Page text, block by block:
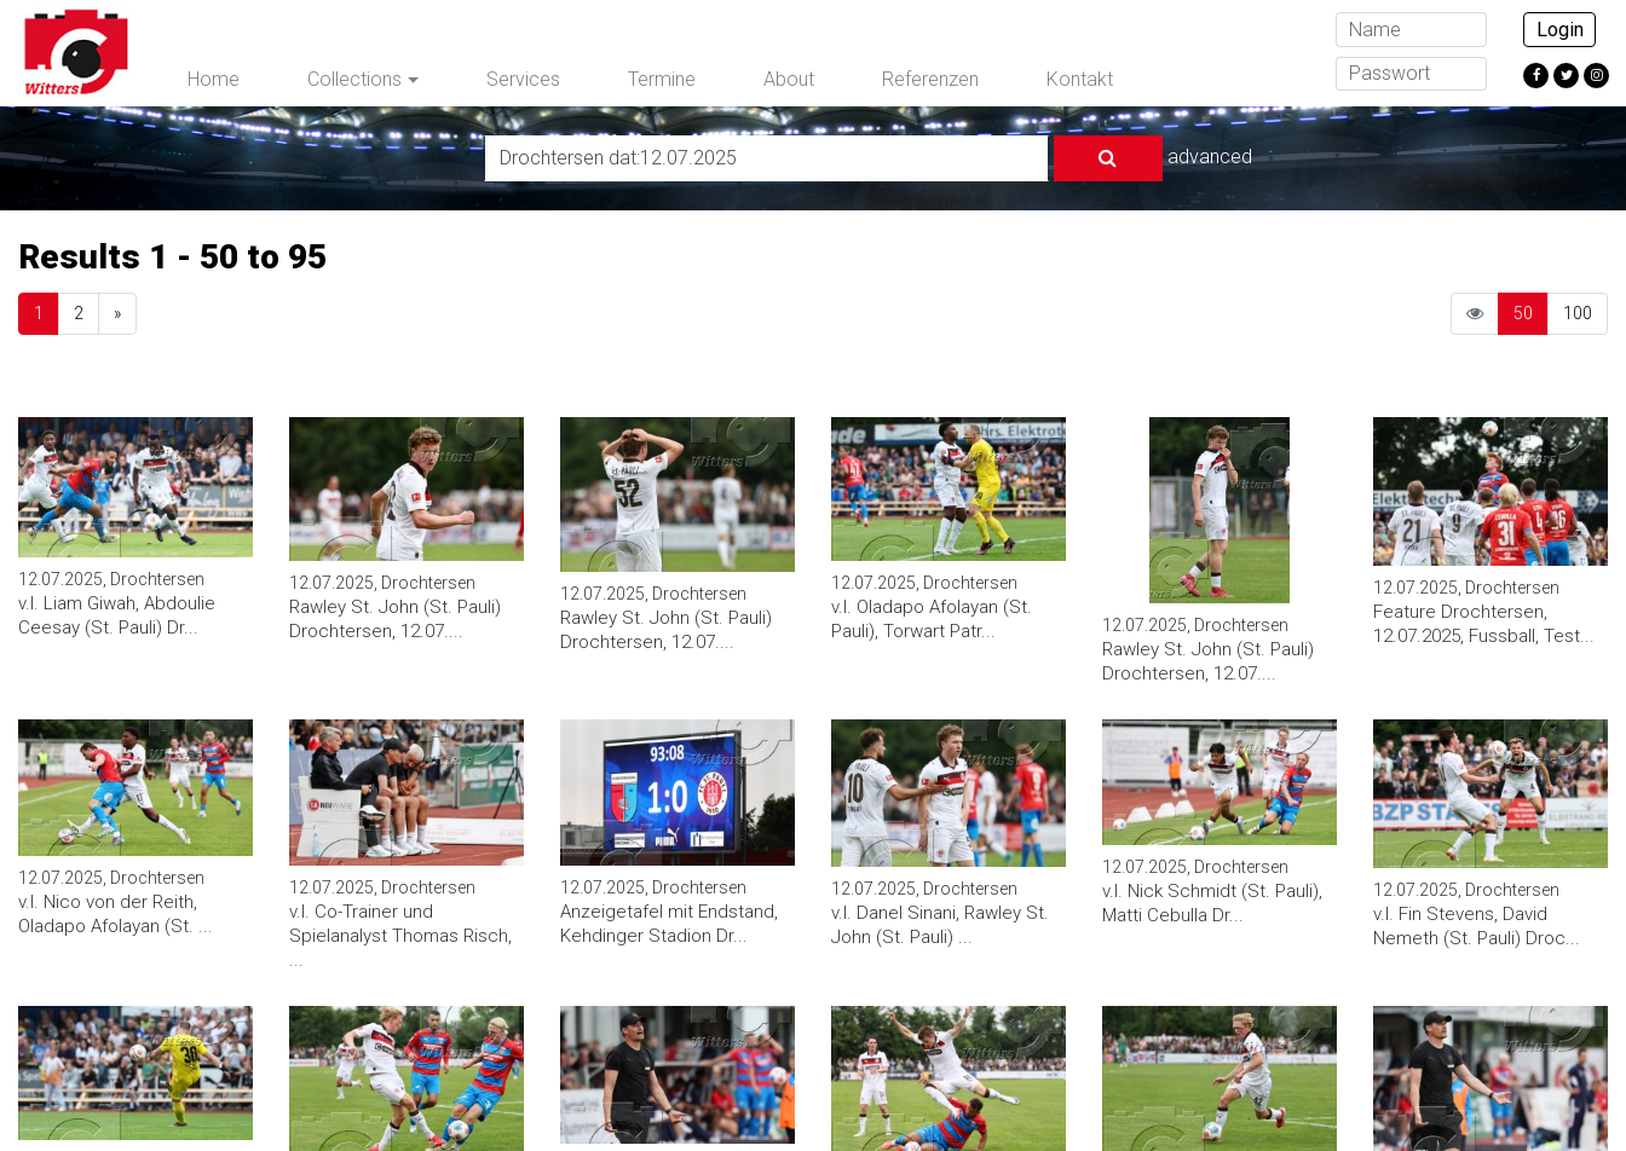
Home Collections Services Termine About Referenzen Kontakt
Login
advanced
Results 1 - 50 to 95
1 2 »Next 50 100
12.07.2025, Drochtersen
v.l. Liam Giwah, Abdoulie
Ceesay (St. Pauli) Dr...
12.07.2025, Drochtersen
Rawley St. John (St. Pauli)
Drochtersen, 12.07....
12.07.2025, Drochtersen
Rawley St. John (St. Pauli)
Drochtersen, 12.07....
12.07.2025, Drochtersen
v.l. Oladapo Afolayan (St.
Pauli), Torwart Patr...
12.07.2025, Drochtersen
Rawley St. John (St. Pauli)
Drochtersen, 12.07....
12.07.2025, Drochtersen
Feature Drochtersen,
12.07.2025, Fussball, Test...
12.07.2025, Drochtersen
v.l. Nico von der Reith,
Oladapo Afolayan (St. ...
12.07.2025, Drochtersen
v.l. Co-Trainer und
Spielanalyst Thomas Risch,
...
12.07.2025, Drochtersen
Anzeigetafel mit Endstand,
Kehdinger Stadion Dr...
12.07.2025, Drochtersen
v.l. Danel Sinani, Rawley St.
John (St. Pauli) ...
12.07.2025, Drochtersen
v.l. Nick Schmidt (St. Pauli),
Matti Cebulla Dr...
12.07.2025, Drochtersen
v.l. Fin Stevens, David
Nemeth (St. Pauli) Droc...